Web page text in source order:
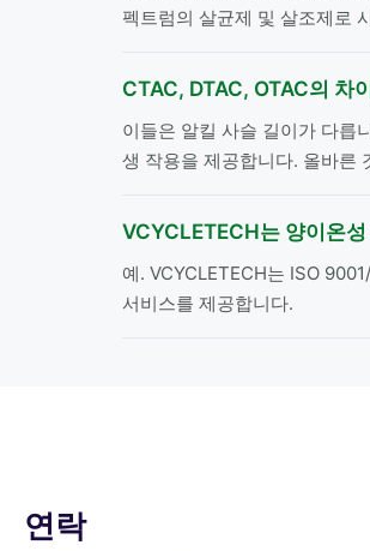
펙트럼의 살균제 및 살조제로
CTAC, DTAC, OTAC의 차
이들은 알킬 사슬 길이가 다릅
생 작용을 제공합니다. 올바른
VCYCLETECH는 양이온
예. VCYCLETECH는 ISO
서비스를 제공합니다.
연락